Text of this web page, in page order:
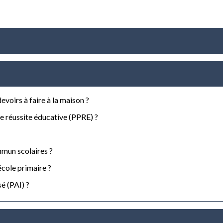
à faire à la maison ?
éducative (PPRE) ?
scolaires ?
primaire ?
(PAI) ?